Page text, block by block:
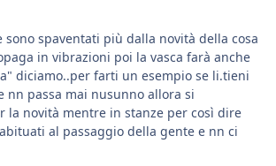
sono spaventati più dalla novità della cosa
in vibrazioni poi la vasca farà anche
diciamo..per farti un esempio se li.tieni
nn passa mai nusunno allora si
la novità mentre in stanze per così dire
al passaggio della gente e nn ci